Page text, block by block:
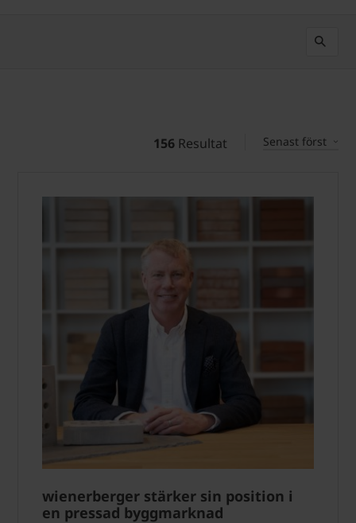
156 Resultat Senast först
wienerberger stärker sin position i
en pressad byggmarknad